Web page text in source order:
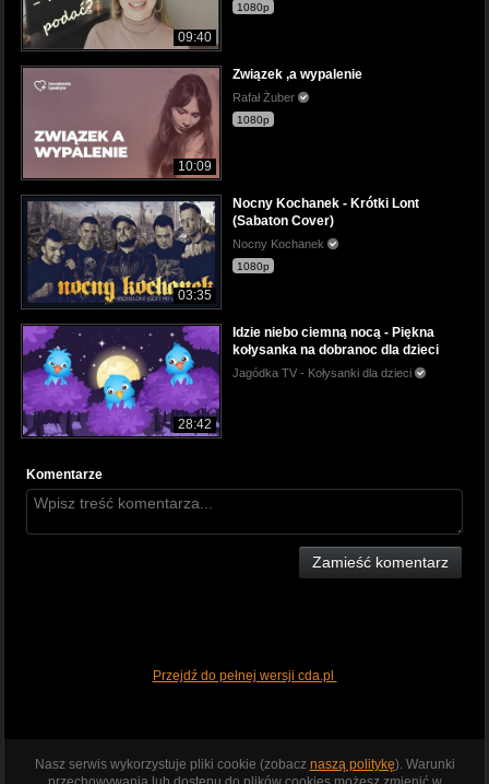
09:40
1080p
10:09
Związek ,a wypalenie
Rafał Żuber
1080p
03:35
Nocny Kochanek - Krótki Lont
(Sabaton Cover)
Nocny Kochanek
1080p
28:42
Idzie niebo ciemną nocą - Piękna
kołysanka na dobranoc dla dzieci
Jagódka TV - Kołysanki dla dzieci
Komentarze
Zamieść komentarz
Przejdź do pełnej wersji cda.pl
Nasz serwis wykorzystuje pliki cookie (zobacz naszą politykę). Warunki